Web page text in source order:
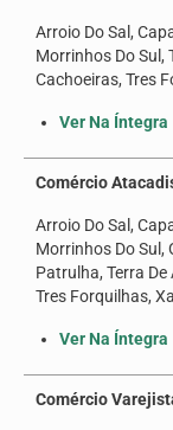
Seus
Jurídico
Convênios
Notícias
Convenções e
Mídias
Arroio Do Sal,
Morrinhos Do Sul,
Cachoeiras, Tres
Ver Na Íntegra
Comércio
Arroio Do Sal,
Morrinhos Do Sul,
Patrulha, Terra De
Tres Forquilhas,
Ver Na Íntegra
Comércio